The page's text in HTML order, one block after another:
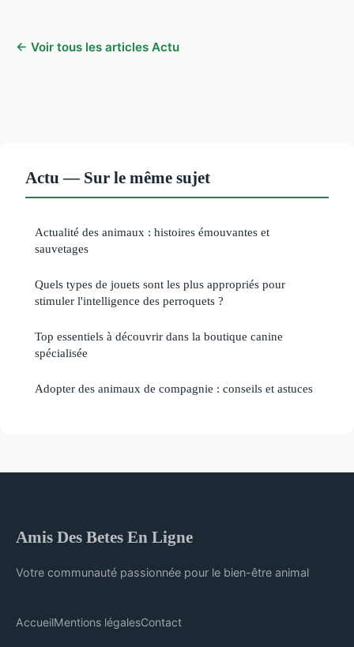
← Voir tous les articles Actu
Actu — Sur le même sujet
Actualité des animaux : histoires émouvantes et
sauvetages
Quels types de jouets sont les plus appropriés pour
stimuler l'intelligence des perroquets ?
Top essentiels à découvrir dans la boutique canine
spécialisée
Adopter des animaux de compagnie : conseils et astuces
Amis Des Betes En Ligne
Votre communauté passionnée pour le bien-être animal
AccueilMentions légalesContact